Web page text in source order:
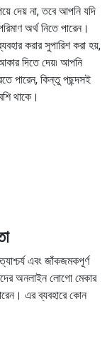
দেয় না, তবে আপনি যদি
অর্থ নিতে পারেন।
করার সুপারিশ করা হয়,
দিতে দেয়৷ আপনি
পারেন, কিন্তু পছন্দসই
থাকে।
এবং জাঁকজমকপূর্ণ
অনলাইন লোগো মেকার
এর ব্যবহারে কোন